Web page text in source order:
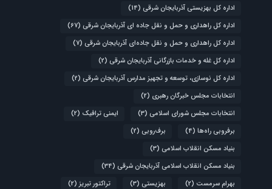
اداره کل بهزیستی آذربایجان شرقی (14)
اداره کل راهداری و حمل و نقل جاده ای آذربایجان شرقی (67)
اداره کل راهداری و حمل و نقل جاده‌ای آذربایجان شرقی (7)
اداره کل غله و خدمات بازرگانی آذربایجان شرقی (2)
اداره کل نوسازی، توسعه و تجهیز مدارس آذربایجان شرقی (2)
انتخابات مجلس خبرگان رهبری (2)
انتخابات مجلس شورای اسلامی (3) ایمنی ترافیک (2)
برفروبی راه‌ها (4) برف‌روبی (2)
بنیاد مسکن انقلاب اسلامی (3)
بنیاد مسکن انقلاب اسلامی آذربایجان شرقی (34)
بهرام سرمست (2) بهزیستی (3) تراکتور تبریز (2)